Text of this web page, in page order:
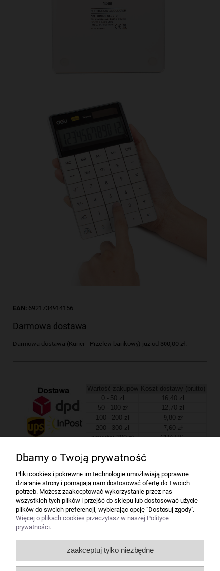
EAN: 6921734914156
Darmowa dostawa
Darmowa dostawa (Kurier - Przelew bankowy) już od 300,00 zł.
Wartość zakupów
Koszt dostawy (brutto)
0 - 50 zł
16,40 zł
50 - 100 zł
12,70 zł
100 - 200 zł
9,80 zł
200 - 300 zł
7,60 zł
powyżej 300 zł
GRATIS
Firma
Bindownice wg producentów
Niszczarki wg producentów
Liczarki pieniędzy
Dbamy o Twoją prywatność
Pliki cookies i pokrewne im technologie umożliwiają poprawne
działanie strony i pomagają nam dostosować ofertę do Twoich
potrzeb. Możesz zaakceptować wykorzystanie przez nas
wszystkich tych plików i przejść do sklepu lub dostosować użycie
plików do swoich preferencji, wybierając opcję "Dostosuj zgody".
Więcej o plikach cookies przeczytasz w naszej Polityce
prywatności.
zaakceptuj tylko niezbędne